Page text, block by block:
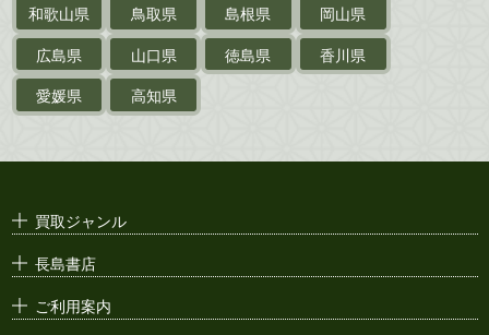
支那・満洲・朝鮮・
台湾関係古資料
ポスター・チラシ・
和歌山県
鳥取県 島根県
岡山県
広島県
山口県 徳島県
香川県
愛媛県
高知県
買取ジャンル
長島書店
ご利用案内